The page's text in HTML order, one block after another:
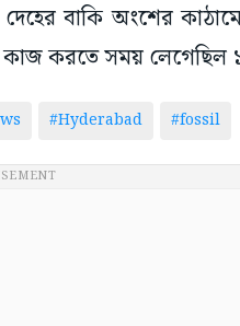
বাকি অংশের
কাজ করতে সময় লেগেছিল
#Hyderabad #fossil